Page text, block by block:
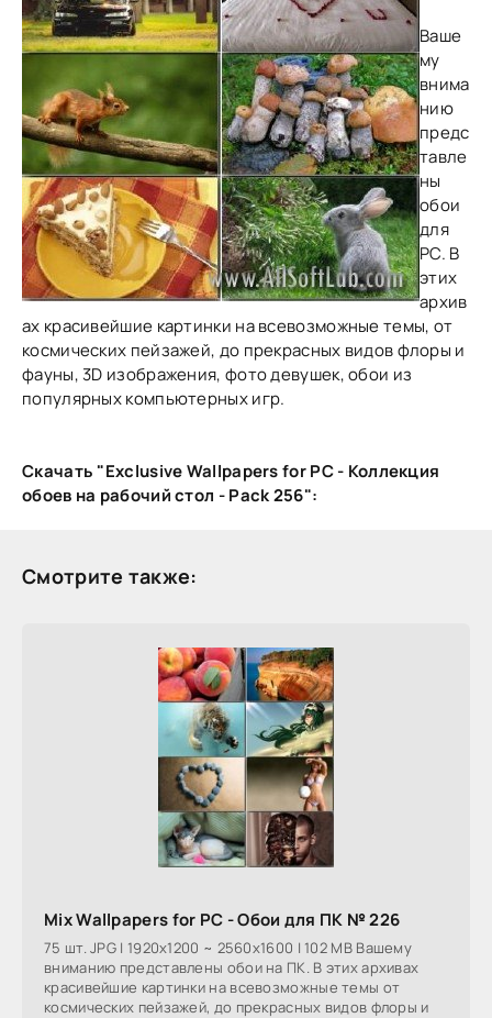
Ваше
му
внима
нию
предс
тавле
ны
обои
для
PC. В
этих
архив
ах красивейшие картинки на всевозможные темы, от
космических пейзажей, до прекрасных видов флоры и
фауны, 3D изображения, фото девушек, обои из
популярных компьютерных игр.
Скачать "Exclusive Wallpapers for PC - Коллекция
обоев на рабочий стол - Pack 256":
Смотрите также:
Mix Wallpapers for PC - Обои для ПК № 226
75 шт. JPG | 1920x1200 ~ 2560x1600 | 102 MB Вашему
вниманию представлены обои на ПК. В этих архивах
красивейшие картинки на всевозможные темы от
космических пейзажей, до прекрасных видов флоры и